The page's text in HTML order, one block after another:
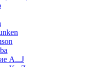
A...J